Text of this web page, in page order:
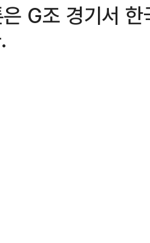
G조 경기서